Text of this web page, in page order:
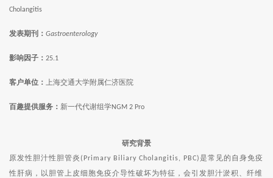
Cholangitis
发表期刊： Gastroenterology
影响因子： 25.1
客户单位： 上海交通大学附属仁济医院
百趣提供服务： 新一代代谢组学NGM 2 Pro
研究背景
原发性胆汁性胆管炎 (Primary Biliary Cholangitis, PBC) 是常见的自身免疫
性肝病，以胆管上皮细胞免疫介导性破坏为特征，会引发胆汁淤积、纤维